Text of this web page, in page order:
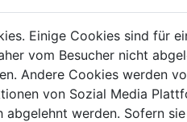
Einige Cookies sind für
vom Besucher nicht
Andere Cookies werden
von Sozial Media
abgelehnt werden. Sofern